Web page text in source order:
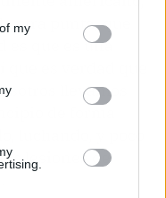
my
otra punta, que
es que es una
es verdad que
llevamos
de forma
lesiones de